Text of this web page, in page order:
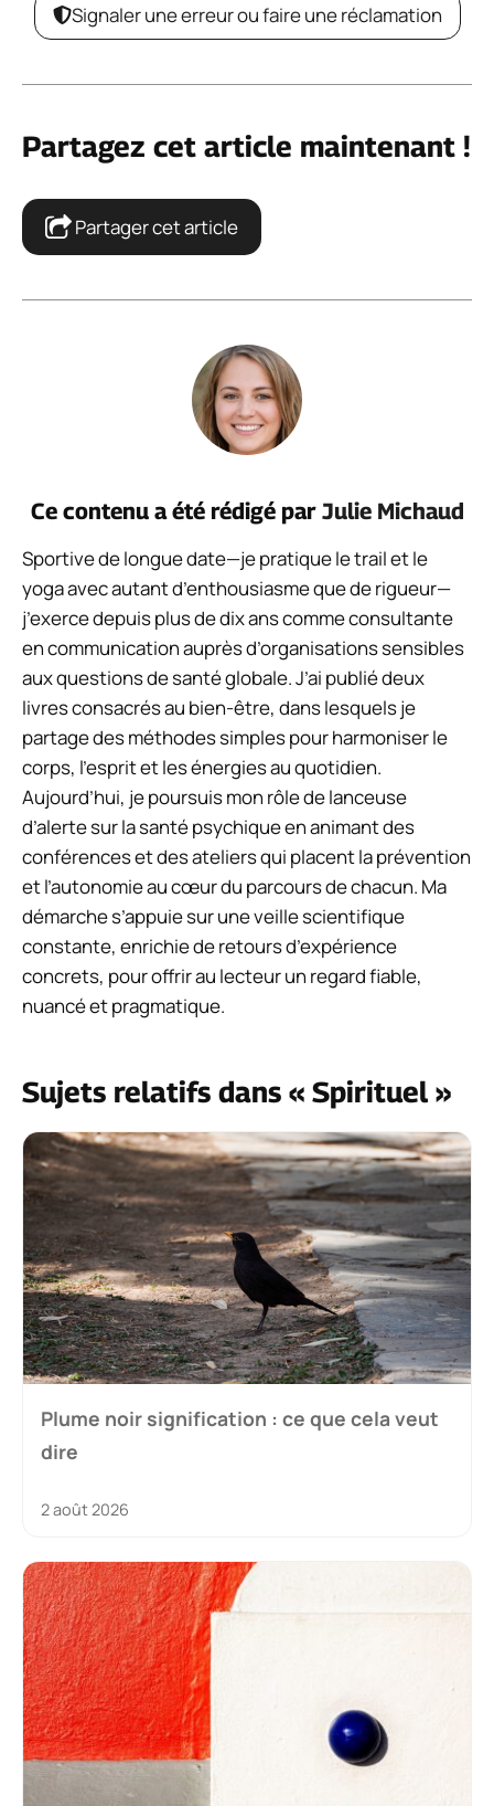
Signaler une erreur ou faire une réclamation
Partagez cet article maintenant !
Partager cet article
Ce contenu a été rédigé par Julie Michaud
Sportive de longue date—je pratique le trail et le
yoga avec autant d’enthousiasme que de rigueur—
j’exerce depuis plus de dix ans comme consultante
en communication auprès d’organisations sensibles
aux questions de santé globale. J’ai publié deux
livres consacrés au bien-être, dans lesquels je
partage des méthodes simples pour harmoniser le
corps, l’esprit et les énergies au quotidien.
Aujourd’hui, je poursuis mon rôle de lanceuse
d’alerte sur la santé psychique en animant des
conférences et des ateliers qui placent la prévention
et l’autonomie au cœur du parcours de chacun. Ma
démarche s’appuie sur une veille scientifique
constante, enrichie de retours d’expérience
concrets, pour offrir au lecteur un regard fiable,
nuancé et pragmatique.
Sujets relatifs dans « Spirituel »
Plume noir signification : ce que cela veut
dire
2 août 2026